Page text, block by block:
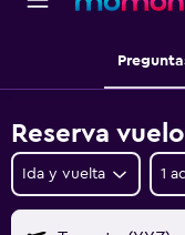
Reserva
Ida y vuelta 1